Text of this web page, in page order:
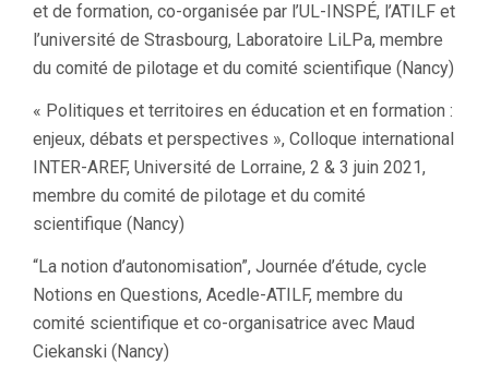
et de formation, co-organisée par l’UL-INSPÉ, l’ATILF et
l’université de Strasbourg, Laboratoire LiLPa, membre
du comité de pilotage et du comité scientifique (Nancy)
« Politiques et territoires en éducation et en formation :
enjeux, débats et perspectives », Colloque international
INTER-AREF, Université de Lorraine, 2 & 3 juin 2021,
membre du comité de pilotage et du comité
scientifique (Nancy)
“La notion d’autonomisation”, Journée d’étude, cycle
Notions en Questions, Acedle-ATILF, membre du
comité scientifique et co-organisatrice avec Maud
Ciekanski (Nancy)